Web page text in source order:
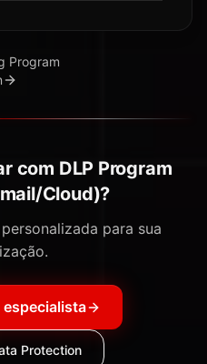
Program
com DLP Program
Cloud)?
para sua
especialista
Protection